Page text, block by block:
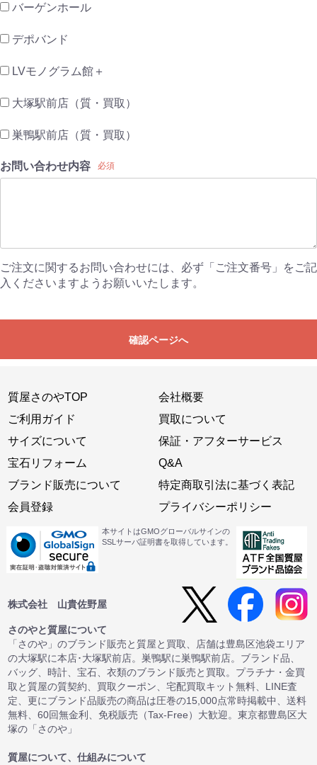
バーゲンホール
デポバンド
LVモノグラム館＋
大塚駅前店（質・買取）
巣鴨駅前店（質・買取）
お問い合わせ内容 必須
ご注文に関するお問い合わせには、必ず「ご注文番号」をご記
入くださいますようお願いいたします。
確認ページへ
質屋さのやTOP
ご利用ガイド
サイズについて
宝石リフォーム
ブランド販売について
会員登録
会社概要
買取について
保証・アフターサービス
Q&A
特定商取引法に基づく表記
プライバシーポリシー
本サイトはGMOグローバルサインの
SSLサーバ証明書を取得しています。
株式会社 山貴佐野屋
さのやと質屋について
「さのや」のブランド販売と質屋と買取、店舗は豊島区池袋エリア
の大塚駅に本店･大塚駅前店。巣鴨駅に巣鴨駅前店。ブランド品、
バッグ、時計、宝石、衣類のブランド販売と買取。プラチナ・金買
取と質屋の質契約、買取クーポン、宅配買取キット無料、LINE査
定、更にブランド品販売の商品は圧巻の15,000点常時掲載中、送料
無料、60回無金利、免税販売（Tax-Free）大歓迎。東京都豊島区大
塚の「さのや」
質屋について、仕組みについて